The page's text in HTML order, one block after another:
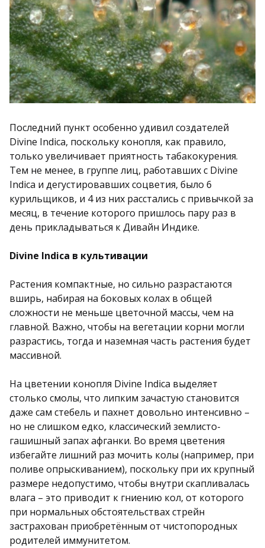
Последний пункт особенно удивил создателей
Divine Indica, поскольку конопля, как правило,
только увеличивает приятность табакокурения.
Тем не менее, в группе лиц, работавших с Divine
Indica и дегустировавших соцветия, было 6
курильщиков, и 4 из них расстались с привычкой за
месяц, в течение которого пришлось пару раз в
день прикладываться к Дивайн Индике.
Divine Indica в культивации
Растения компактные, но сильно разрастаются
вширь, набирая на боковых колах в общей
сложности не меньше цветочной массы, чем на
главной. Важно, чтобы на вегетации корни могли
разрастись, тогда и наземная часть растения будет
массивной.
На цветении конопля Divine Indica выделяет
столько смолы, что липким зачастую становится
даже сам стебель и пахнет довольно интенсивно –
но не слишком едко, классический землисто-
гашишный запах афганки. Во время цветения
избегайте лишний раз мочить колы (например, при
поливе опрыскиванием), поскольку при их крупный
размере недопустимо, чтобы внутри скапливалась
влага – это приводит к гниению кол, от которого
при нормальных обстоятельствах стрейн
застрахован приобретённым от чистопородных
родителей иммунитетом.